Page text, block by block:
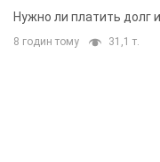
вынес
Нужно ли платить долг
8 годин тому 31,1 т.